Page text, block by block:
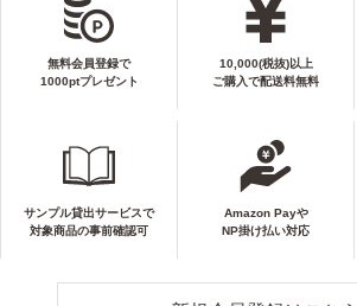
無料会員登録で
1000ptプレゼント
10,000(税抜)以上
ご購入で配送料無料
サンプル貸出サービスで
対象商品の事前確認可
Amazon Payや
NP掛け払い対応